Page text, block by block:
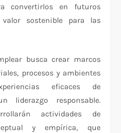
convertirlos en futuros
sostenible para las
busca crear marcos
procesos y ambientes
eficaces de
liderazgo responsable.
actividades de
y empírica, que